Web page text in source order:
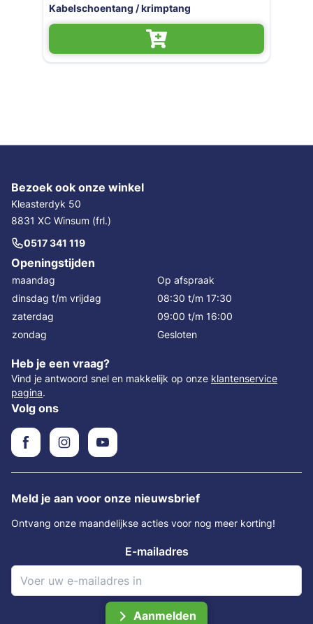
/ krimptang
Bezoek ook onze winkel
Kleasterdyk 50
8831 XC Winsum (frl.)
0517 341 119
Openingstijden
maandag
Op afspraak
dinsdag t/m vrijdag
08:30 t/m 17:30
zaterdag
09:00 t/m 16:00
zondag
Gesloten
Heb je een vraag?
Vind je antwoord snel en makkelijk op onze klantenservice
pagina.
Volg ons
Meld je aan voor onze nieuwsbrief
Ontvang onze maandelijkse acties voor nog meer korting!
E-mailadres
Aanmelden